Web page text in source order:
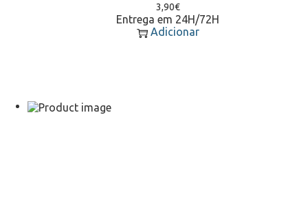
3,90€
Entrega em 24H/72H
Adicionar